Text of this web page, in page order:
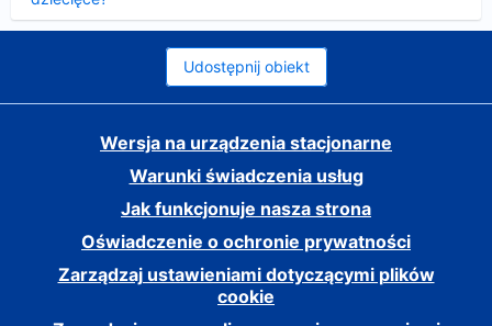
Udostępnij obiekt
Wersja na urządzenia stacjonarne
Warunki świadczenia usług
Jak funkcjonuje nasza strona
Oświadczenie o ochronie prywatności
Zarządzaj ustawieniami dotyczącymi plików
cookie